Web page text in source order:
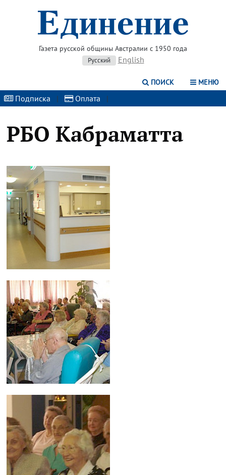
Газета русской общины Австралии с 1950 года
Русский English
ПОИСК МЕНЮ
Подписка | Оплата |
РБО Кабраматта